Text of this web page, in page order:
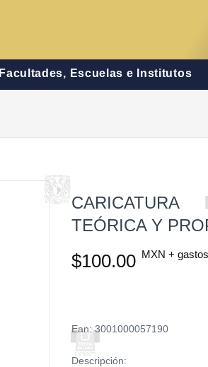
Facultades, Escuelas e Institutos
TEÓRICA Y
$100.00 MXN +
Ean: 3001000057190
Descripción: